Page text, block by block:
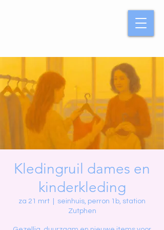
Kledingruil dames en
kinderkleding
za 21 mrt
seinhuis, perron 1b, station
Zutphen